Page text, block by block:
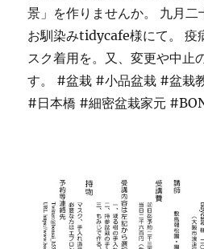
景」を作りませんか。 九月二
お馴染みtidycafe様にて。 疫
スク着用を。又、変更や中止
す。 #盆栽 #小品盆栽 #盆栽
#日本橋 #細密盆栽家元